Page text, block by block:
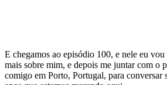
E chegamos ao episódio 100, e nele eu
mais sobre mim, e depois me juntar com o
comigo em Porto, Portugal, para conversar